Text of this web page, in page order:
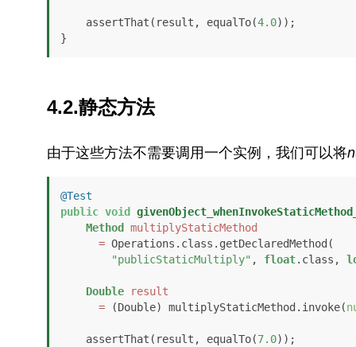
    assertThat(result, equalTo(
4.0));
}
4.2.静态方法
由于这些方法不需要调用一个实例，我们可以将
@Test
public void
Method
multiplyStaticMethod
= Operations.class.getDeclaredMethod(
"publicStaticMultiply" , float.class,
Double
result
= (Double) multiplyStaticMethod.invoke(
    assertThat(result, equalTo(
7.0));